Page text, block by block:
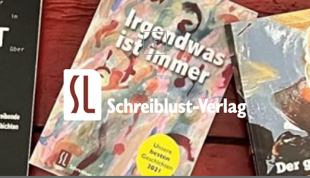
Zum Hauptinhalt springen